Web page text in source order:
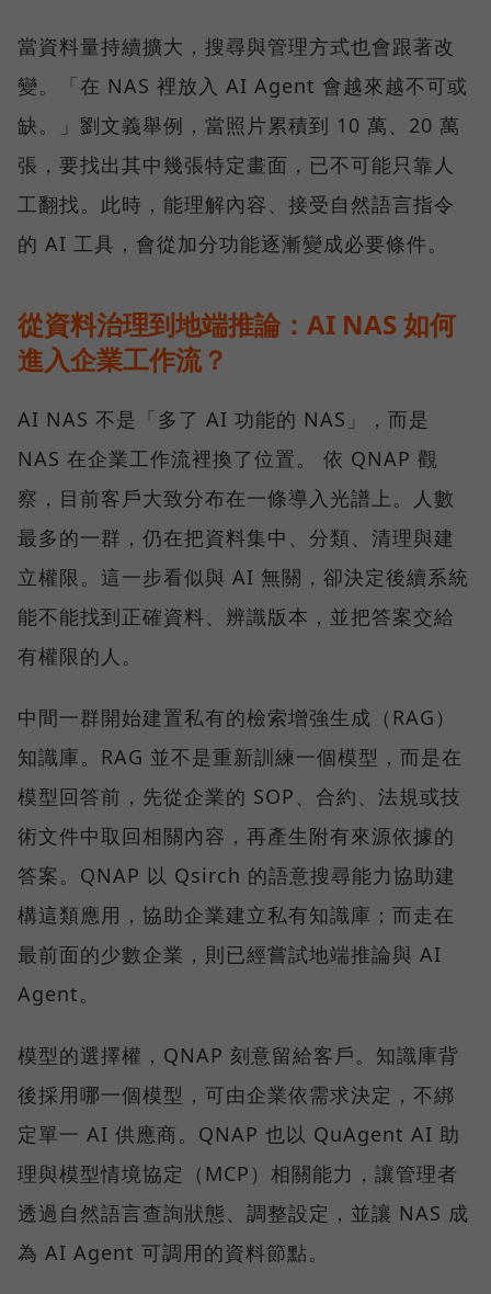
當資料量持續擴大，搜尋與管理方式也會跟著改
變。「在 NAS 裡放入 AI Agent 會越來越不可或
缺。」劉文義舉例，當照片累積到 10 萬、20 萬
張，要找出其中幾張特定畫面，已不可能只靠人
工翻找。此時，能理解內容、接受自然語言指令
的 AI 工具，會從加分功能逐漸變成必要條件。
從資料治理到地端推論：AI NAS 如何
進入企業工作流？
AI NAS 不是「多了 AI 功能的 NAS」，而是
NAS 在企業工作流裡換了位置。 依 QNAP 觀
察，目前客戶大致分布在一條導入光譜上。人數
最多的一群，仍在把資料集中、分類、清理與建
立權限。這一步看似與 AI 無關，卻決定後續系統
能不能找到正確資料、辨識版本，並把答案交給
有權限的人。
中間一群開始建置私有的檢索增強生成（RAG）
知識庫。RAG 並不是重新訓練一個模型，而是在
模型回答前，先從企業的 SOP、合約、法規或技
術文件中取回相關內容，再產生附有來源依據的
答案。QNAP 以 Qsirch 的語意搜尋能力協助建
構這類應用，協助企業建立私有知識庫；而走在
最前面的少數企業，則已經嘗試地端推論與 AI
Agent。
模型的選擇權，QNAP 刻意留給客戶。知識庫背
後採用哪一個模型，可由企業依需求決定，不綁
定單一 AI 供應商。QNAP 也以 QuAgent AI 助
理與模型情境協定（MCP）相關能力，讓管理者
透過自然語言查詢狀態、調整設定，並讓 NAS 成
為 AI Agent 可調用的資料節點。